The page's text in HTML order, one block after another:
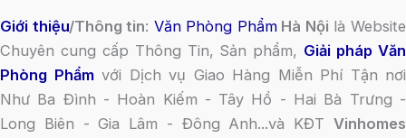
Giới thiệu/Thông tin: Văn Phòng PhẩmHà Nội là Website
Chuyên cung cấp Thông Tin, Sản phẩm, Giải pháp Văn
Phòng Phẩm với Dịch vụ Giao Hàng Miễn Phí Tận nơi
Như Ba Đình - Hoàn Kiếm - Tây Hồ - Hai Bà Trưng -
Long Biên - Gia Lâm - Đông Anh...và KĐT Vinhomes